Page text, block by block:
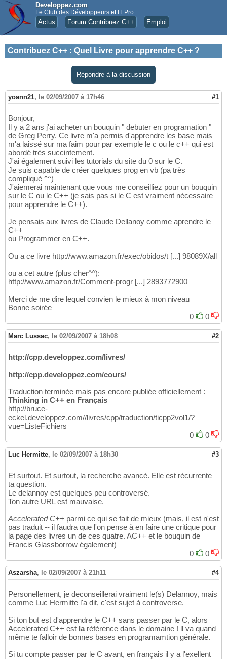
Developpez.com
Le Club des Développeurs et IT Pro
Actus Forum Contribuez C++ Emploi
Contribuez C++ : Quel Livre pour apprendre C++ ?
Répondre à la discussion
yoann21, le 02/09/2007 à 17h46 #1
Bonjour,
Il y a 2 ans j'ai acheter un bouquin " debuter en programation "
de Greg Perry. Ce livre m'a permis d'apprendre les base mais
m'a laissé sur ma faim pour par exemple le c ou le c++ qui est
abordé très succintement.
J'ai également suivi les tutorials du site du 0 sur le C.
Je suis capable de créer quelques prog en vb (pa très
compliqué ^^)
J'aiemerai maintenant que vous me conseilliez pour un bouquin
sur le C ou le C++ (je sais pas si le C est vraiment nécessaire
pour apprendre le C++).
Je pensais aux livres de Claude Dellanoy comme aprendre le
C++
ou Programmer en C++.
Ou a ce livre http://www.amazon.fr/exec/obidos/t [...] 98089X/all
ou a cet autre (plus cher^^):
http://www.amazon.fr/Comment-progr [...] 2893772900
Merci de me dire lequel convien le mieux à mon niveau
Bonne soirée
0
0
Marc Lussac, le 02/09/2007 à 18h08 #2
http://cpp.developpez.com/livres/
http://cpp.developpez.com/cours/
Traduction terminée mais pas encore publiée officiellement :
Thinking in C++ en Français
http://bruce-
eckel.developpez.com//livres/cpp/traduction/ticpp2vol1/?
vue=ListeFichiers
0
0
Luc Hermitte, le 02/09/2007 à 18h30 #3
Et surtout. Et surtout, la recherche avancé. Elle est récurrente
ta question.
Le delannoy est quelques peu controversé.
Ton autre URL est mauvaise.
Accelerated C++ parmi ce qui se fait de mieux (mais, il est n'est
pas traduit -- il faudra que l'on pense à en faire une critique pour
la page des livres un de ces quatre. AC++ et le bouquin de
Francis Glassborrow également)
0
0
Aszarsha, le 02/09/2007 à 21h11 #4
Personellement, je deconseillerai vraiment le(s) Delannoy, mais
comme Luc Hermitte l'a dit, c'est sujet à controverse.
Si ton but est d'apprendre le C++ sans passer par le C, alors
Accelerated C++ est laréférence dans le domaine ! ll va quand
même te falloir de bonnes bases en programamtion générale.
Si tu compte passer par le C avant, en français il y a l'exellent